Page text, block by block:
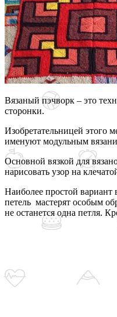
Вязаный пэчворк – это
сторонки.
Изобретательницей этого
именуют модульным
Основной вязкой для
нарисовать узор на
Наиболее простой вариант
петель мастерят особым
не останется одна петля.